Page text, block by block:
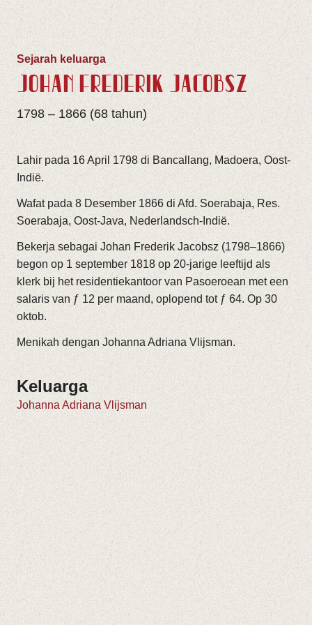
Sejarah keluarga
JOHAN FREDERIK JACOBSZ
1798 – 1866 (68 tahun)
Lahir pada 16 April 1798 di Bancallang, Madoera, Oost-
Indië.
Wafat pada 8 Desember 1866 di Afd. Soerabaja, Res.
Soerabaja, Oost-Java, Nederlandsch-Indië.
Bekerja sebagai Johan Frederik Jacobsz (1798–1866)
begon op 1 september 1818 op 20-jarige leeftijd als
klerk bij het residentiekantoor van Pasoeroean met een
salaris van ƒ 12 per maand, oplopend tot ƒ 64. Op 30
oktob.
Menikah dengan Johanna Adriana Vlijsman.
Keluarga
Johanna Adriana Vlijsman